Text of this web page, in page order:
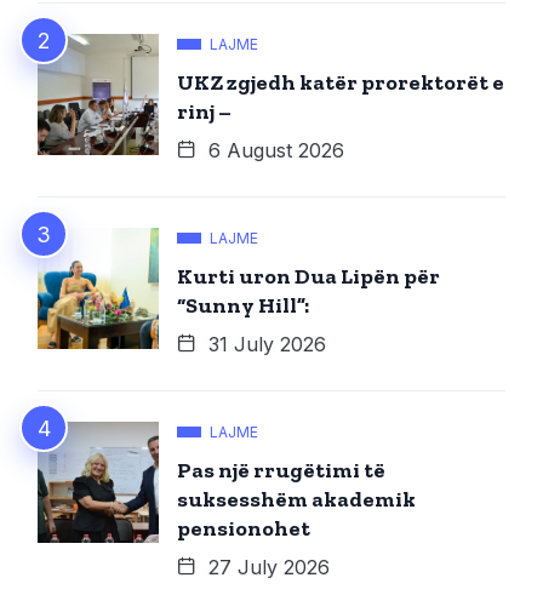
LAJME
UKZ zgjedh katër prorektorët e
rinj –
6 August 2026
LAJME
Kurti uron Dua Lipën për
“Sunny Hill”:
31 July 2026
LAJME
Pas një rrugëtimi të
suksesshëm akademik
pensionohet
27 July 2026